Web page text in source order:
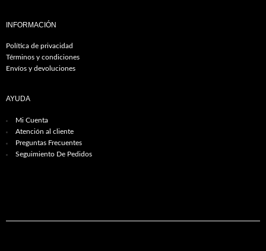
INFORMACIÓN
Política de privacidad
Términos y condiciones
Envíos y devoluciones
AYUDA
Mi Cuenta
Atención al cliente
Preguntas Frecuentes
Seguimiento De Pedidos